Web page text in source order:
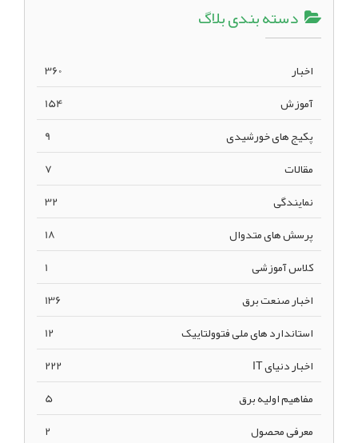
دسته بندی بلاگ
اخبار
360
آموزش
154
پکیج های خورشیدی
9
مقالات
7
نمایندگی
32
پرسش های متدوال
18
کلاس آموزشی
1
اخبار صنعت برق
136
استاندارد های ملی فتوولتاییک
12
اخبار دنیای IT
222
مفاهیم اولیه برق
5
معرفی محصول
2